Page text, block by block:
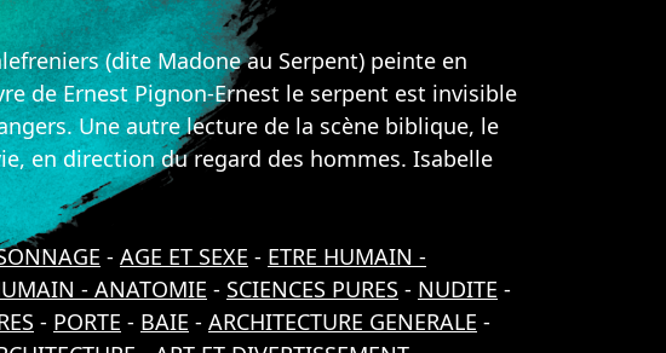
(dite Madone au Serpent) peinte en
de Ernest Pignon-Ernest le serpent est invisible
Une autre lecture de la scène biblique, le
en direction du regard des hommes. Isabelle
- AGE ET SEXE - ETRE HUMAIN -
- ANATOMIE - SCIENCES PURES - NUDITE -
- PORTE - BAIE - ARCHITECTURE GENERALE -